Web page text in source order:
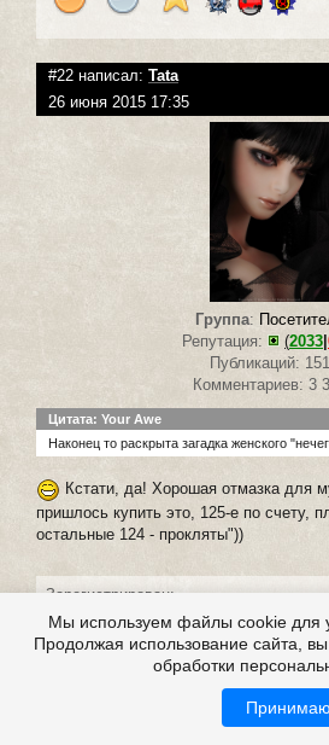
#22 написал: Tata
26 июня 2015 17:35
Группа:
Репутация:
(2033
Публикаций: 151
Комментариев: 3
Цитата: Your Awe
Наконец то раскрыта загадка женского
Кстати, да! Хорошая отмазка для
пришлось купить это, 125-е по счету,
остальные 124 - прокляты"))
Зарегистрирован:
30.04.2010
Мы используем файлы cookie для
Продолжая использование сайта,
обработки
Принимаю